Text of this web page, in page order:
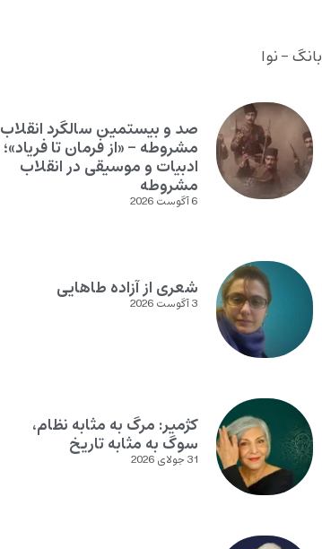
بانگ - نوا
صد و بیستمین سالگرد انقلاب
مشروطه – «از فرمان تا فریاد»؛
ادبیات و موسیقی در انقلاب
مشروطه
6 آگوست 2026
شعری از آزاده طاهایی
3 آگوست 2026
کژمیر: مرگ به مثابه نظام،
سوگ به مثابه تاریخ
31 جولای 2026